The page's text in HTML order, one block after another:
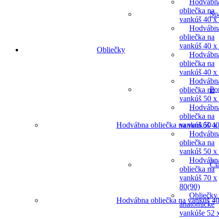
obliečka na
vankúš 40 x
obliečka na
vankúš 40 x
obliečka na
vankúš 40 x
obliečka na
vankúš 50 x
obliečka na
vankúš 50 x
obliečka na
vankúš 50 x
obliečka na
vankúš 70 x
80(90)
Obliečky
anatomické
vankúše 52
Obliečky
Hodvábna obliečka na vankúš
Hodvábna obliečka na vankúš